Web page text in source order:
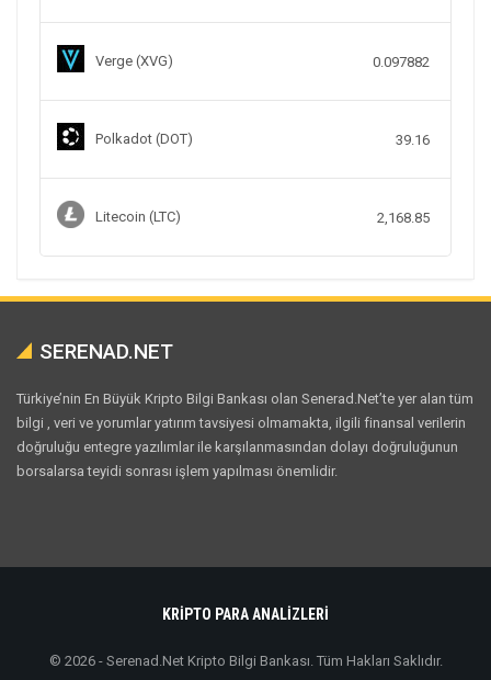
Verge (XVG) 0.097882
Polkadot (DOT) 39.16
Litecoin (LTC) 2,168.85
SERENAD.NET
Türkiye’nin En Büyük Kripto Bilgi Bankası olan Senerad.Net’te yer alan tüm
bilgi , veri ve yorumlar yatırım tavsiyesi olmamakta, ilgili finansal verilerin
doğruluğu entegre yazılımlar ile karşılanmasından dolayı doğruluğunun
borsalarsa teyidi sonrası işlem yapılması önemlidir.
KRİPTO PARA ANALİZLERİ
© 2026 - Serenad.Net Kripto Bilgi Bankası. Tüm Hakları Saklıdır.